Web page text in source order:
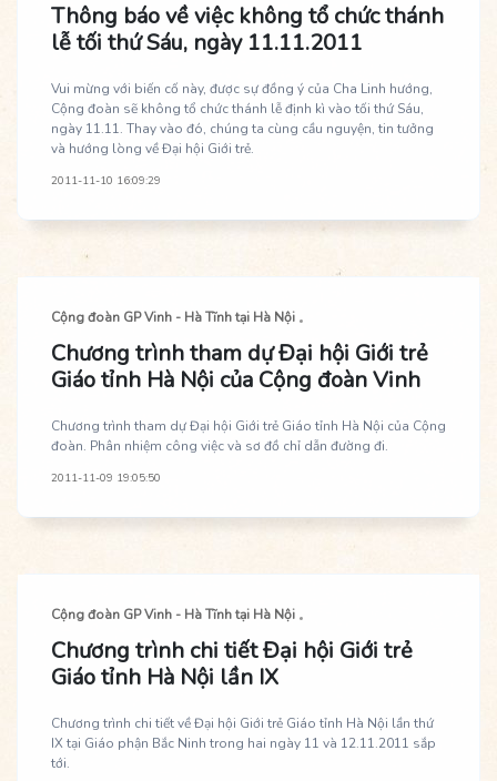
Thông báo về việc không tổ chức thánh
lễ tối thứ Sáu, ngày 11.11.2011
Vui mừng với biến cố này, được sự đồng ý của Cha Linh hướng,
Cộng đoàn sẽ không tổ chức thánh lễ định kì vào tối thứ Sáu,
ngày 11.11. Thay vào đó, chúng ta cùng cầu nguyện, tin tưởng
và hướng lòng về Đại hội Giới trẻ.
2011-11-10 16:09:29
Cộng đoàn GP Vinh - Hà Tĩnh tại Hà Nội
Chương trình tham dự Đại hội Giới trẻ
Giáo tỉnh Hà Nội của Cộng đoàn Vinh
Chương trình tham dự Đại hội Giới trẻ Giáo tỉnh Hà Nội của Cộng
đoàn. Phân nhiệm công việc và sơ đồ chỉ dẫn đường đi.
2011-11-09 19:05:50
Cộng đoàn GP Vinh - Hà Tĩnh tại Hà Nội
Chương trình chi tiết Đại hội Giới trẻ
Giáo tỉnh Hà Nội lần IX
Chương trình chi tiết về Đại hội Giới trẻ Giáo tỉnh Hà Nội lần thứ
IX tại Giáo phận Bắc Ninh trong hai ngày 11 và 12.11.2011 sắp
tới.